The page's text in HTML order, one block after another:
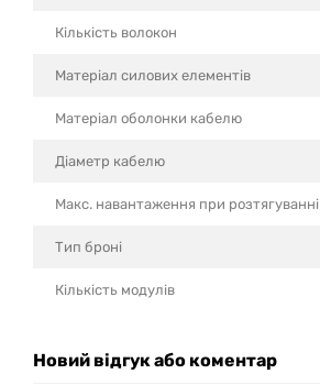
Кількість волокон
Матеріал силових елементів
Матеріал оболонки кабелю
Діаметр кабелю
Макс. навантаження при розтягуванні
Тип броні
Кількість модулів
Новий відгук або коментар